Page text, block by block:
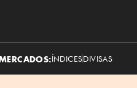
ÍNDICESDIVISAS